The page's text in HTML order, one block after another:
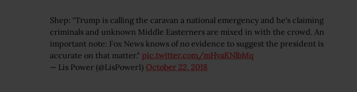
Shep: "Trump is calling the caravan a national emergency and he's claiming
criminals and unknown Middle Easterners are mixed in with the crowd. An
important note: Fox News knows of no evidence to suggest the president is
accurate on that matter." pic.twitter.com/mHvaKNlbMq
— Lis Power (@LisPower1) October 22, 2018